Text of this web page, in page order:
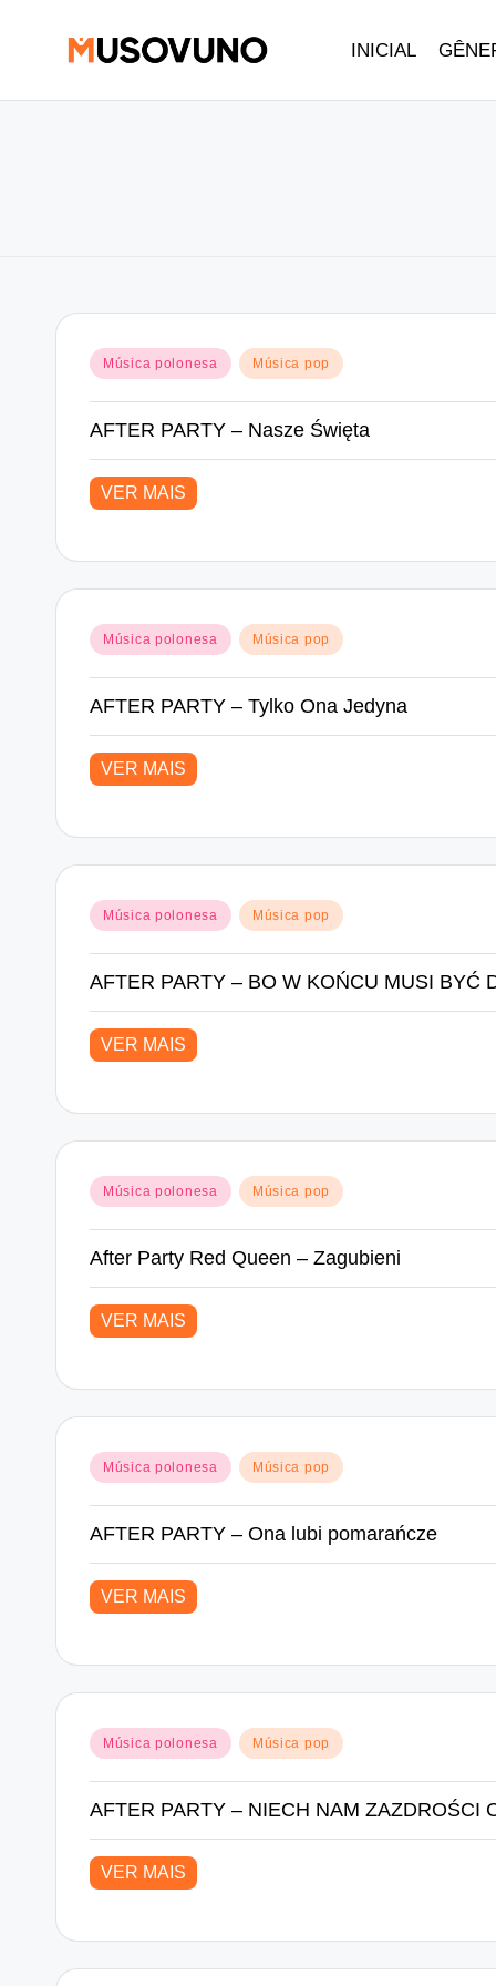
INICIAL
Posted
Música polonesa Música pop
AFTER PARTY – Nasze Święta
VER MAIS
Posted
Música polonesa Música pop
AFTER PARTY – Tylko Ona Jedyna
VER MAIS
Posted
Música polonesa Música pop
AFTER PARTY – BO W KOŃCU MUSI BYĆ
VER MAIS
Posted
Música polonesa Música pop
After Party Red Queen – Zagubieni
VER MAIS
Posted
Música polonesa Música pop
AFTER PARTY – Ona lubi pomarańcze
VER MAIS
Posted
Música polonesa Música pop
AFTER PARTY – NIECH NAM ZAZDROŚCI
VER MAIS